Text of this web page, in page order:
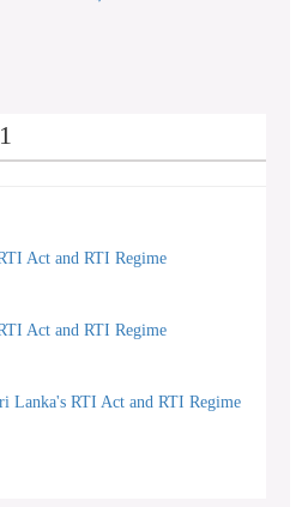
Act and RTI Regime
Act and RTI Regime
Lanka's RTI Act and RTI Regime